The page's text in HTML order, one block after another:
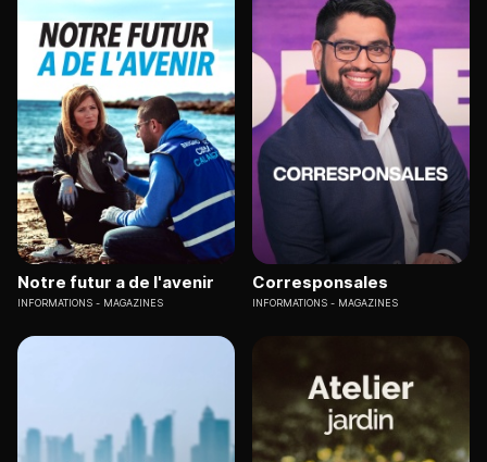
Notre futur a de l'avenir
INFORMATIONS MAGAZINES
Corresponsales
INFORMATIONS MAGAZINES